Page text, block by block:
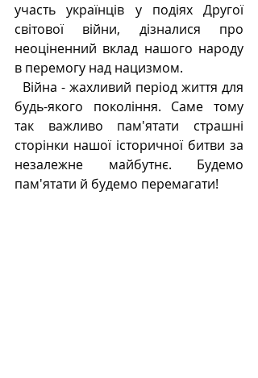
участь українців у подіях Другої
світової війни, дізналися про
неоціненний вклад нашого народу
в перемогу над нацизмом.
будь-якого покоління. Саме тому
так важливо пам'ятати страшні
сторінки нашої історичної битви за
незалежне майбутнє. Будемо
пам'ятати й будемо перемагати!